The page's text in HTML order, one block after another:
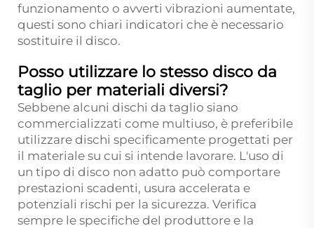
funzionamento o avverti vibrazioni aumentate,
questi sono chiari indicatori che è necessario
sostituire il disco.
Posso utilizzare lo stesso disco da
taglio per materiali diversi?
Sebbene alcuni dischi da taglio siano
commercializzati come multiuso, è preferibile
utilizzare dischi specificamente progettati per
il materiale su cui si intende lavorare. L'uso di
un tipo di disco non adatto può comportare
prestazioni scadenti, usura accelerata e
potenziali rischi per la sicurezza. Verifica
sempre le specifiche del produttore e la